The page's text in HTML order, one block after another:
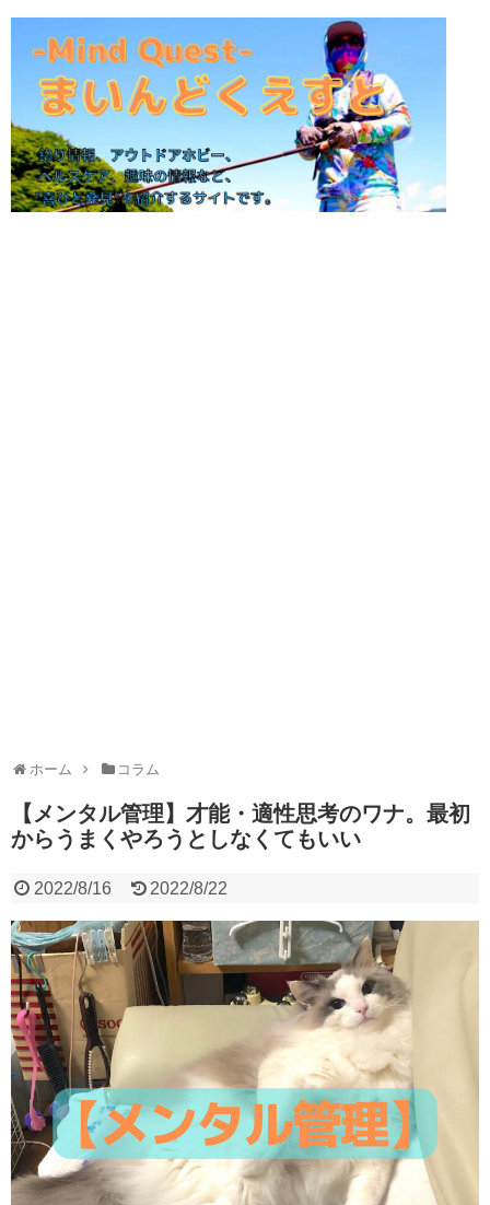
ホーム コラム
【メンタル管理】才能・適性思考のワナ。最初
からうまくやろうとしなくてもいい
2022/8/16 2022/8/22